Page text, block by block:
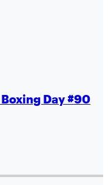
Day #90